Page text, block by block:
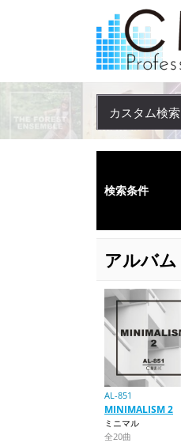
カスタム検索
検索条件
アルバム
AL-851
MINIMALISM 2
ミニマル
全20曲